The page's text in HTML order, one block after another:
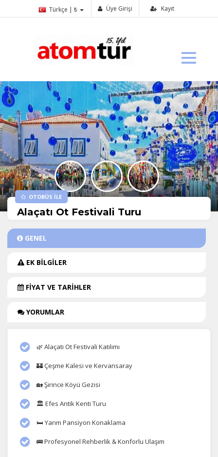
Türkçe | ₺ Üye Girişi Kayıt
OTOBÜS İLE
Alaçatı Ot Festivali Turu
GENEL
EK BİLGİLER
FİYAT VE TARİHLER
YORUMLAR
🌿 Alaçatı Ot Festivali Katılımı
🏰 Çeşme Kalesi ve Kervansaray
🏡 Şirince Köyü Gezisi
🏛️ Efes Antik Kenti Turu
🛏️ Yarım Pansiyon Konaklama
🚌 Profesyonel Rehberlik & Konforlu Ulaşım